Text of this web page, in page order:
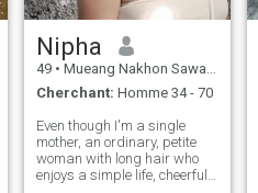
Nipha
49 • Mueang Nakhon Sawan, Nakhon Sawan, Thailande
Cherchant: Homme 34 - 70
Even though I'm a single
mother, an ordinary, petite
woman with long hair who
enjoys a simple life, cheerful,